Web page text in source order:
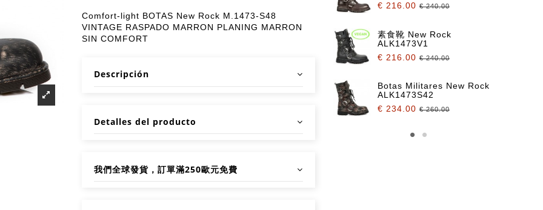
Comfort-light BOTAS New Rock M.1473-S48
VINTAGE RASPADO MARRON PLANING MARRON
SIN COMFORT
Descripción
Detalles del producto
我們全球發貨，訂單滿250歐元免費
Botas Militares New Rock
€ 216.00 € 240.00
素食靴 New Rock
ALK1473V1
€ 216.00 € 240.00
Botas Militares New Rock
ALK1473S42
€ 234.00 € 260.00